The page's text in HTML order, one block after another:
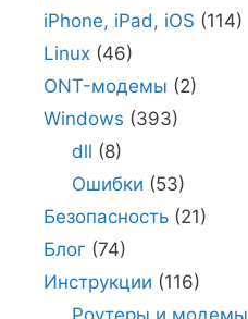
iPhone, iPad, iOS (114)
Linux (46)
ONT-модемы (2)
Windows (393)
dll (8)
Ошибки (53)
Безопасность (21)
Блог (74)
Инструкции (116)
Роутеры и модемы